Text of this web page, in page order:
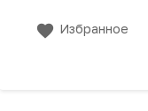
Избранное